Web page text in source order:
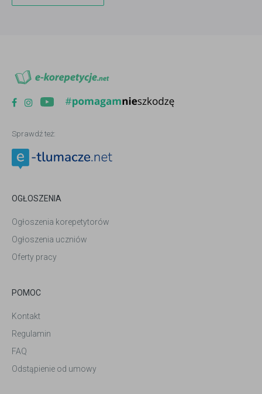
Sprawdź też:
OGŁOSZENIA
Ogłoszenia korepetytorów
Ogłoszenia uczniów
Oferty pracy
POMOC
Kontakt
Regulamin
FAQ
Odstąpienie od umowy